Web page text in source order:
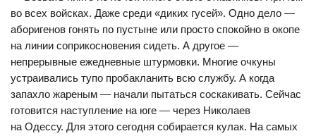
во всех войсках. Даже среди «диких гусей». Одно дело —
аборигенов гонять по пустыне или просто спокойно в окопе
на линии соприкосновения сидеть. А другое —
непрерывные ежедневные штурмовки. Многие очкуны
устраивались тупо пробакланить всю службу. А когда
запахло жареным — начали пытаться соскакивать. Сейчас
готовится наступление на юге — через Николаев
на Одессу. Для этого сегодня собирается кулак. На самых